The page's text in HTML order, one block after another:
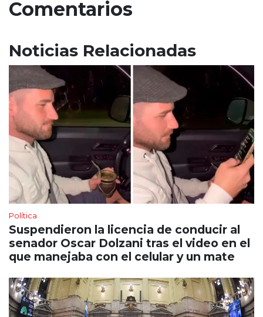
Comentarios
Noticias Relacionadas
Política
Suspendieron la licencia de conducir al
senador Oscar Dolzani tras el video en el
que manejaba con el celular y un mate